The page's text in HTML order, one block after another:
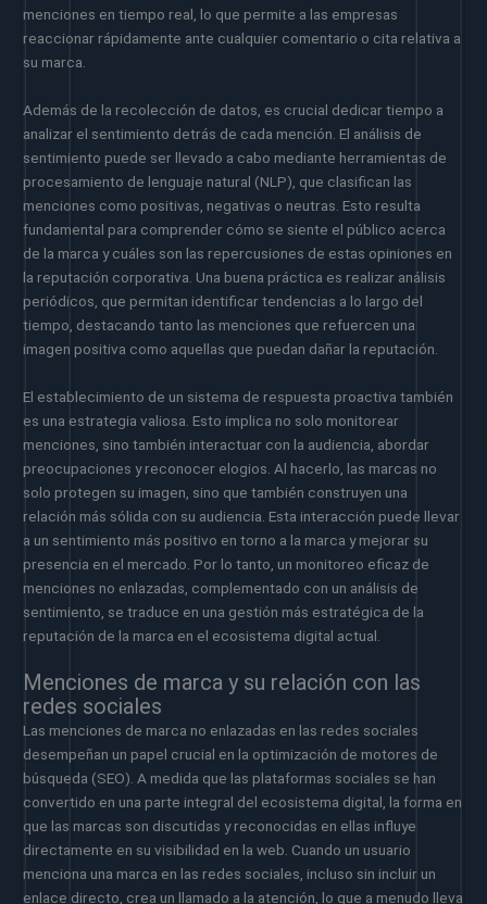
menciones en tiempo real, lo que permite a las empresas
reaccionar rápidamente ante cualquier comentario o cita relativa a
su marca.
Además de la recolección de datos, es crucial dedicar tiempo a
analizar el sentimiento detrás de cada mención. El análisis de
sentimiento puede ser llevado a cabo mediante herramientas de
procesamiento de lenguaje natural (NLP), que clasifican las
menciones como positivas, negativas o neutras. Esto resulta
fundamental para comprender cómo se siente el público acerca
de la marca y cuáles son las repercusiones de estas opiniones en
la reputación corporativa. Una buena práctica es realizar análisis
periódicos, que permitan identificar tendencias a lo largo del
tiempo, destacando tanto las menciones que refuercen una
imagen positiva como aquellas que puedan dañar la reputación.
El establecimiento de un sistema de respuesta proactiva también
es una estrategia valiosa. Esto implica no solo monitorear
menciones, sino también interactuar con la audiencia, abordar
preocupaciones y reconocer elogios. Al hacerlo, las marcas no
solo protegen su imagen, sino que también construyen una
relación más sólida con su audiencia. Esta interacción puede llevar
a un sentimiento más positivo en torno a la marca y mejorar su
presencia en el mercado. Por lo tanto, un monitoreo eficaz de
menciones no enlazadas, complementado con un análisis de
sentimiento, se traduce en una gestión más estratégica de la
reputación de la marca en el ecosistema digital actual.
Menciones de marca y su relación con las
redes sociales
Las menciones de marca no enlazadas en las redes sociales
desempeñan un papel crucial en la optimización de motores de
búsqueda (SEO). A medida que las plataformas sociales se han
convertido en una parte integral del ecosistema digital, la forma en
que las marcas son discutidas y reconocidas en ellas influye
directamente en su visibilidad en la web. Cuando un usuario
menciona una marca en las redes sociales, incluso sin incluir un
enlace directo, crea un llamado a la atención, lo que a menudo lleva